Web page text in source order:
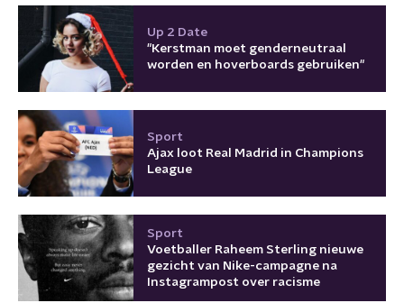
Up 2 Date
"Kerstman moet genderneutraal
worden en hoverboards gebruiken"
Sport
Ajax loot Real Madrid in Champions
League
Sport
Voetballer Raheem Sterling nieuwe
gezicht van Nike-campagne na
Instagrampost over racisme